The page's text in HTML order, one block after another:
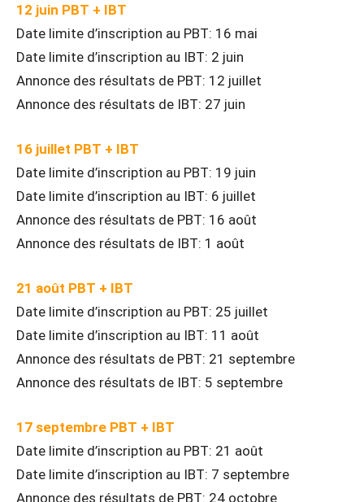
12 juin PBT + IBT
Date limite d’inscription au PBT: 16 mai
Date limite d’inscription au IBT: 2 juin
Annonce des résultats de PBT: 12 juillet
Annonce des résultats de IBT: 27 juin
16 juillet PBT + IBT
Date limite d’inscription au PBT: 19 juin
Date limite d’inscription au IBT: 6 juillet
Annonce des résultats de PBT: 16 août
Annonce des résultats de IBT: 1 août
21 août PBT + IBT
Date limite d’inscription au PBT: 25 juillet
Date limite d’inscription au IBT: 11 août
Annonce des résultats de PBT: 21 septembre
Annonce des résultats de IBT: 5 septembre
17 septembre PBT + IBT
Date limite d’inscription au PBT: 21 août
Date limite d’inscription au IBT: 7 septembre
Annonce des résultats de PBT: 24 octobre